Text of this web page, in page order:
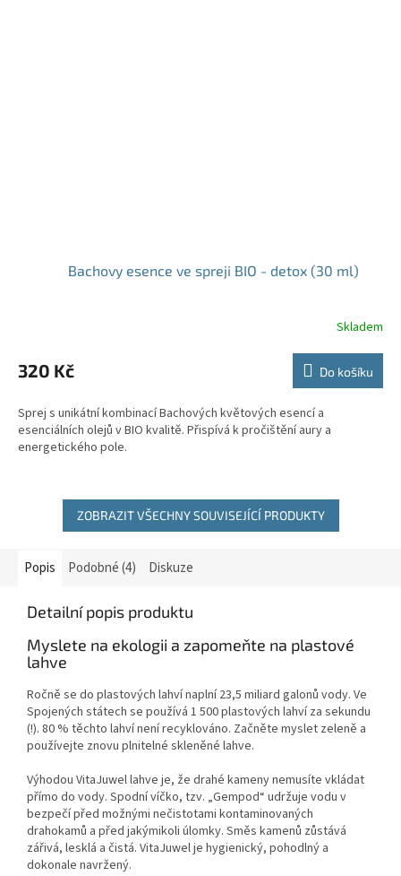
Bachovy esence ve spreji BIO - detox (30 ml)
Skladem
320 Kč Do košíku
Sprej s unikátní kombinací Bachových květových esencí a
esenciálních olejů v BIO kvalitě. Přispívá k pročištění aury a
energetického pole.
ZOBRAZIT VŠECHNY SOUVISEJÍCÍ PRODUKTY
Popis Podobné (4) Diskuze
Detailní popis produktu
Myslete na ekologii a zapomeňte na plastové
lahve
Ročně se do plastových lahví naplní 23,5 miliard galonů vody. Ve
Spojených státech se používá 1 500 plastových lahví za sekundu
(!). 80 % těchto lahví není recyklováno. Začněte myslet zeleně a
používejte znovu plnitelné skleněné lahve.
Výhodou VitaJuwel lahve je, že drahé kameny nemusíte vkládat
přímo do vody. Spodní víčko, tzv. „Gempod“ udržuje vodu v
bezpečí před možnými nečistotami kontaminovaných
drahokamů a před jakýmikoli úlomky. Směs kamenů zůstává
zářivá, lesklá a čistá. VitaJuwel je hygienický, pohodlný a
dokonale navržený.